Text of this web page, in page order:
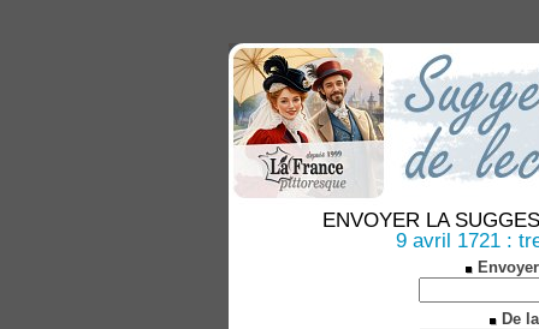
ENVOYER LA
9 avril 1721 :
De